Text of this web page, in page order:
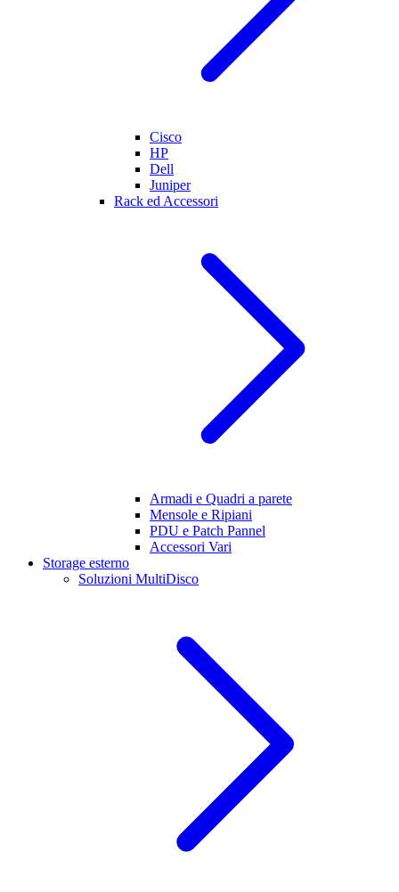
Cisco
HP
Dell
Juniper
Rack ed Accessori
Armadi e Quadri a parete
Mensole e Ripiani
PDU e Patch Pannel
Accessori Vari
Storage esterno
Soluzioni MultiDisco